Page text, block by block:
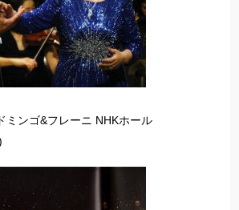
ミンゴ&フレーニ NHKホール